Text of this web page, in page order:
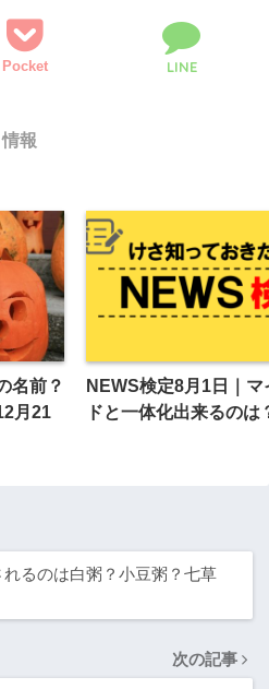
Pocket LINE
報
名前？
月21
NEWS検定8月1日｜マ
ドと一体化出来るのは
るのは白粥？小豆粥？七草
次の記事